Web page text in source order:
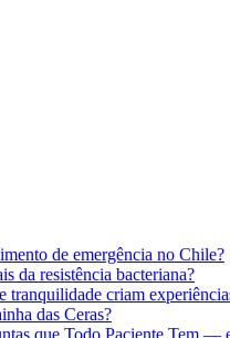
de emergência no Chile?
da resistência bacteriana?
tranquilidade criam
das Ceras?
que Todo Paciente Tem —